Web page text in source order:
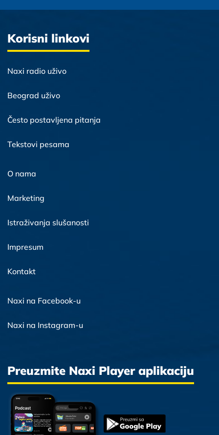
Korisni linkovi
Naxi radio uživo
Beograd uživo
Često postavljena pitanja
Tekstovi pesama
O nama
Marketing
Istraživanja slušanosti
Impresum
Kontakt
Naxi na Facebook-u
Naxi na Instagram-u
Preuzmite Naxi Player aplikaciju